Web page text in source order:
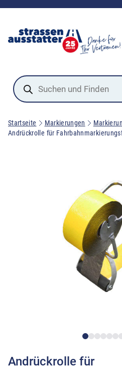
Products
search
Startseite Markierungen
Andrückrolle für
Andrückrolle für